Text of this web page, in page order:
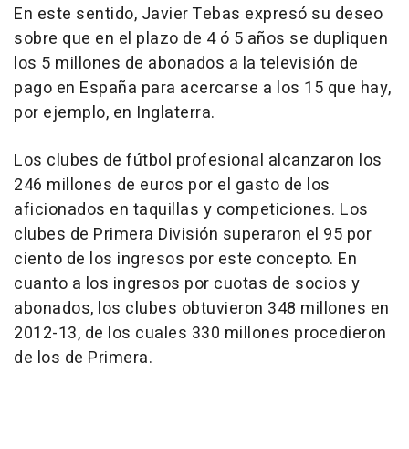
En este sentido, Javier Tebas expresó su deseo
sobre que en el plazo de 4 ó 5 años se dupliquen
los 5 millones de abonados a la televisión de
pago en España para acercarse a los 15 que hay,
por ejemplo, en Inglaterra.
Los clubes de fútbol profesional alcanzaron los
246 millones de euros por el gasto de los
aficionados en taquillas y competiciones. Los
clubes de Primera División superaron el 95 por
ciento de los ingresos por este concepto. En
cuanto a los ingresos por cuotas de socios y
abonados, los clubes obtuvieron 348 millones en
2012-13, de los cuales 330 millones procedieron
de los de Primera.